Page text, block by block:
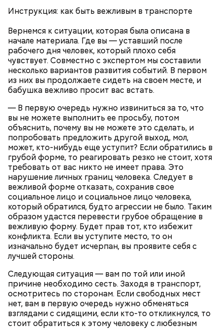
Инструкция: как быть вежливым в транспорте
Вернемся к ситуации, которая была описана в
начале материала. Где вы — уставший после
рабочего дня человек, который плохо себя
чувствует. Совместно с экспертом мы составили
несколько вариантов развития событий. В первом
из них вы продолжаете сидеть на своем месте, и
бабушка вежливо просит вас встать.
— В первую очередь нужно извиниться за то, что
вы не можете выполнить ее просьбу, потом
объяснить, почему вы не можете это сделать, и
попробовать предложить другой выход, мол,
может, кто-нибудь еще уступит? Если обратились в
грубой форме, то реагировать резко не стоит, хотя
требовать от вас никто не имеет права. Это
нарушение личных границ человека. Следует в
вежливой форме отказать, сохранив свое
социальное лицо и социальное лицо человека,
который обратился, будто агрессии не было. Таким
образом удастся перевести грубое обращение в
вежливую форму. Будет прав тот, кто избежит
конфликта. Если вы уступите место, то он
изначально будет исчерпан, вы проявите себя с
лучшей стороны.
Следующая ситуация — вам по той или иной
причине необходимо сесть. Заходя в транспорт,
осмотритесь по сторонам. Если свободных мест
нет, вам в первую очередь нужно обменяться
взглядами с сидящими, если кто-то откликнулся, то
стоит обратиться к этому человеку с любезным
Святой Николай Чудотворец считается
покровителем путешествующих, а также
оберегает детей и подростков. Многие мамы
провожают своих чад на прогулку, прося святого
Николая присмотреть за ними, сберечь от разных
уличных происшествий. Кроме того, святому
Множество людей совершают паломнические
поездки, чтобы поклониться мощам Святителя
Николая, которые находятся в Италии. 19 декабря
отмечается Никола Зимний, а 22 мая Никола вешний
или летний. Этот день установлен в память об
обретении его мощей.
Молитва Николаю чудотворцу
Кабачки очистить от кожицы. Нарезать
кружочками или дольками, предварительно удалив
сердцевину. Нарезанные кабачки обвалять в муке и
Томаты «Без заморочек», аджика
и лечо: топ-8 проверенных
рецептов закруток на зиму
Первые блюда
Грибной суп с фасолью